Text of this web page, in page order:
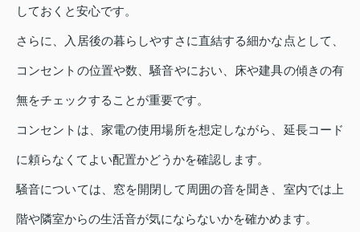
しておくと安心です。
さらに、入居後の暮らしやすさに直結する細かな点として、
コンセントの位置や数、騒音やにおい、床や建具の傾きの有
無をチェックすることが重要です。
コンセントは、家電の使用場所を想定しながら、延長コード
に頼らなくてよい配置かどうかを確認します。
騒音については、窓を開閉して周囲の音を聞き、室内では上
階や隣室からの生活音が気にならないかを確かめます。